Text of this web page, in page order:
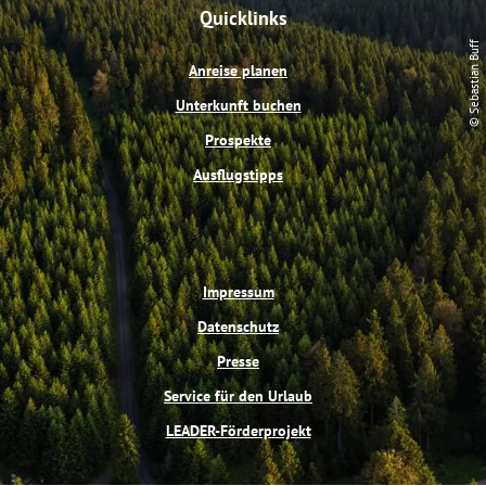
© Sebastian Buff
b
o
o
k
e
r
e
s
t
u
b
e
a
g
r
a
m
Quicklinks
Anreise planen
Unterkunft buchen
Prospekte
Ausflugstipps
Impressum
Datenschutz
Presse
Service für den Urlaub
LEADER-Förderprojekt